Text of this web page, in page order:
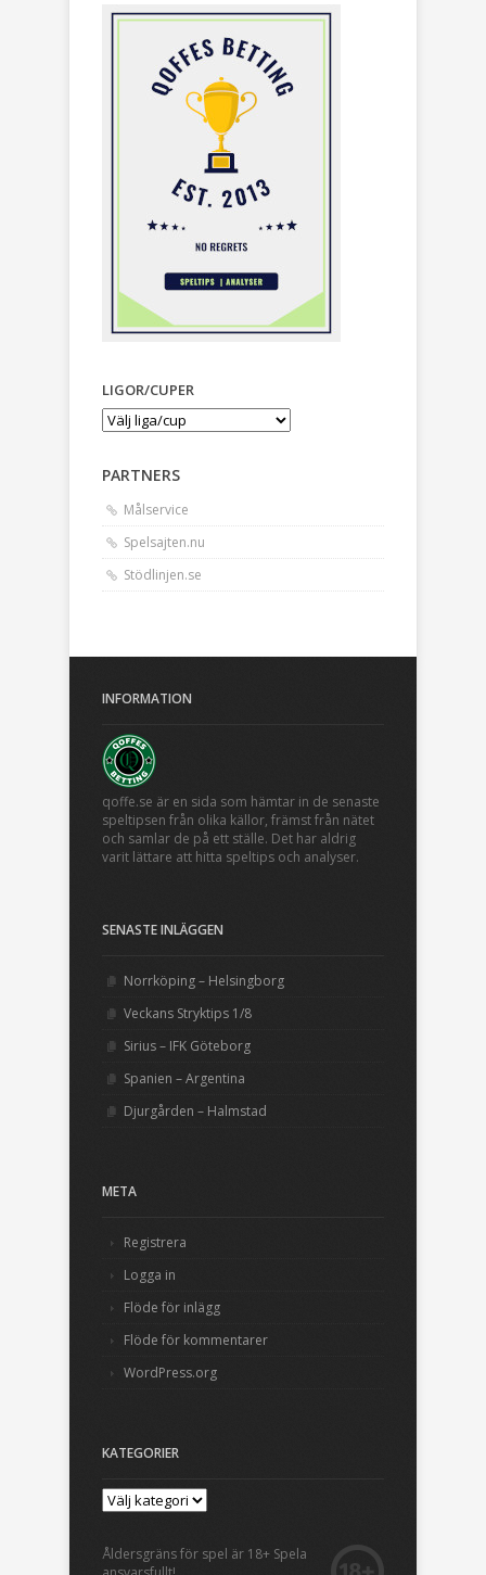
LIGOR/CUPER
PARTNERS
Målservice
Spelsajten.nu
Stödlinjen.se
INFORMATION
qoffe.se är en sida som hämtar in de senaste
speltipsen från olika källor, främst från nätet
och samlar de på ett ställe. Det har aldrig
varit lättare att hitta speltips och analyser.
SENASTE INLÄGGEN
Norrköping – Helsingborg
Veckans Stryktips 1/8
Sirius – IFK Göteborg
Spanien – Argentina
Djurgården – Halmstad
META
Registrera
Logga in
Flöde för inlägg
Flöde för kommentarer
WordPress.org
KATEGORIER
Åldersgräns för spel är 18+ Spela